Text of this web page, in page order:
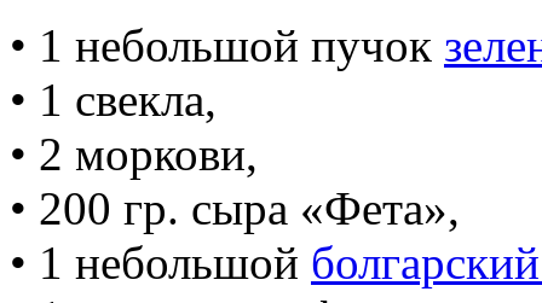
• 1 небольшой пучок
• 1 свекла,
• 2 моркови,
• 200 гр. сыра «Фета»,
• 1 небольшой